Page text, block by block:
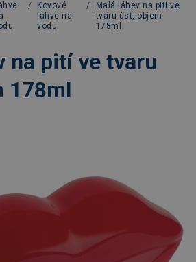
/
Kovové
láhve na
vodu
/
Malá láhev na pití ve
tvaru úst, objem
178ml
na pití ve tvaru
178ml